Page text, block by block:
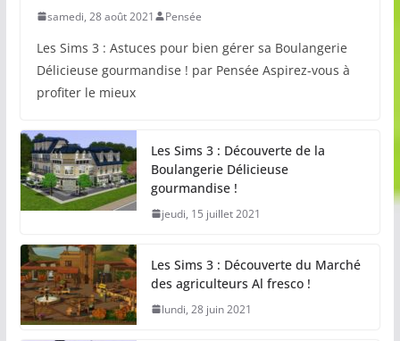
samedi, 28 août 2021 Pensée
Les Sims 3 : Astuces pour bien gérer sa Boulangerie
Délicieuse gourmandise ! par Pensée Aspirez-vous à
profiter le mieux
Les Sims 3 : Découverte de la
Boulangerie Délicieuse
gourmandise !
jeudi, 15 juillet 2021
Les Sims 3 : Découverte du Marché
des agriculteurs Al fresco !
lundi, 28 juin 2021